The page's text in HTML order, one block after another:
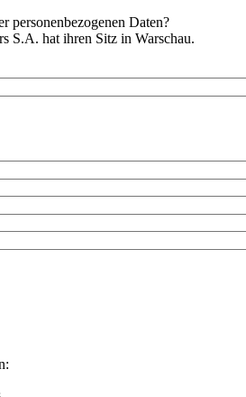
personenbezogenen Daten?
hat ihren Sitz in Warschau.